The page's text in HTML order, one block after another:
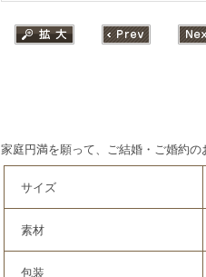
家庭円満を願って、ご結婚・ご婚約の
サイズ
素材
包装